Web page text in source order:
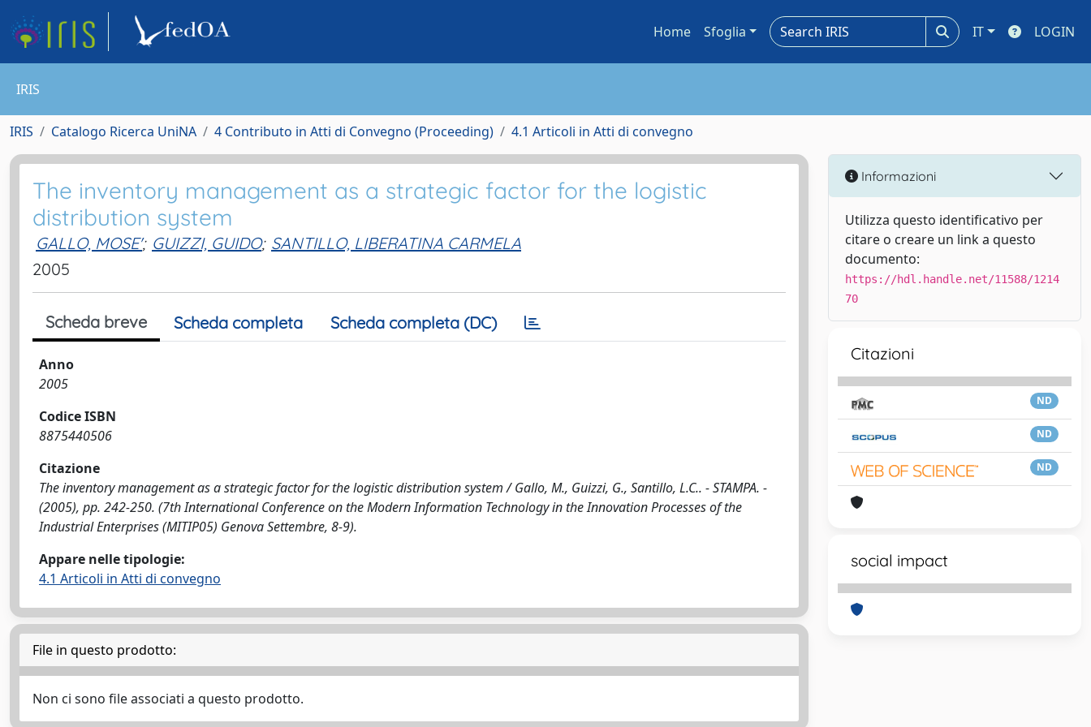
Home Sfoglia IT LOGIN
IRIS
IRIS Catalogo Ricerca UniNA 4 Contributo in Atti di Convegno (Proceeding) 4.1 Articoli in Atti di convegno
The inventory management as a strategic factor for the logistic
distribution system
GALLO, MOSE'; GUIZZI, GUIDO; SANTILLO, LIBERATINA CARMELA
2005
Scheda breve Scheda completa Scheda completa (DC)
Anno
2005
Codice ISBN
8875440506
Citazione
The inventory management as a strategic factor for the logistic distribution system / Gallo, M., Guizzi, G., Santillo, L.C.. - STAMPA. -
(2005), pp. 242-250. (7th International Conference on the Modern Information Technology in the Innovation Processes of the
Industrial Enterprises (MITIP05) Genova Settembre, 8-9).
Appare nelle tipologie:
4.1 Articoli in Atti di convegno
File in questo prodotto:
Non ci sono file associati a questo prodotto.
Informazioni
Utilizza questo identificativo per
citare o creare un link a questo
documento:
https://hdl.handle.net/11588/1214
70
Citazioni
ND
ND
ND
social impact